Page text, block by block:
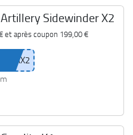
Sidewinder X2
et après coupon 199,00 €